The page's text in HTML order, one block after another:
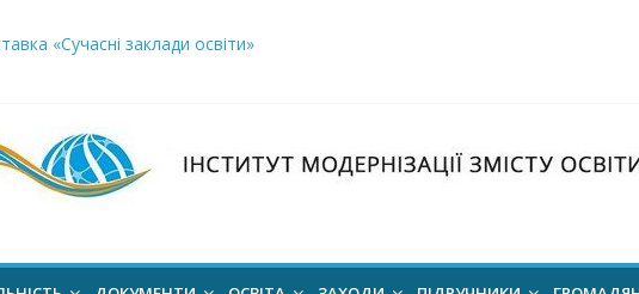
«Сучасні заклади освіти»
обговорення проєкт наказу “Про затвердження Положення про
на конкурс для здобуття академічних стипендій імені Героїв Небесної